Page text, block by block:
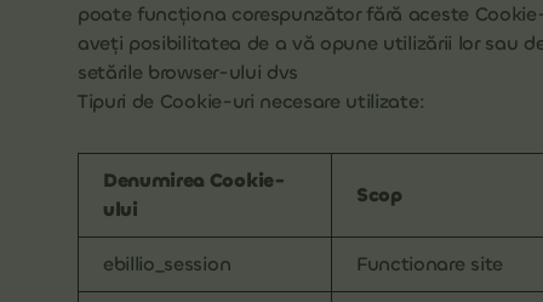
poate funcţiona corespunzător fără aceste
aveți posibilitatea de a vă opune utilizării lor sau
setările browser-ului dvs
Tipuri de Cookie-uri necesare utilizate:
Denumirea Cookie-
ului
Scop
ebillio_session Functionare site